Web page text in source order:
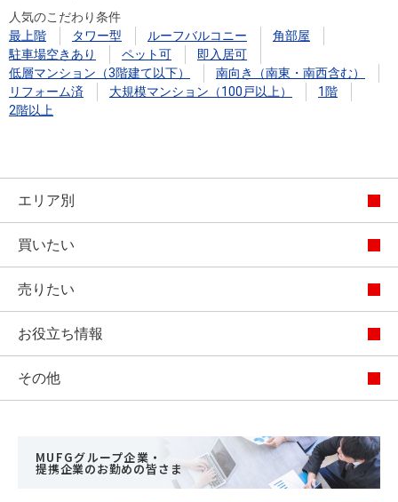
人気のこだわり条件
最上階
タワー型 ルーフバルコニー
角部屋
駐車場空きあり
ペット可
即入居可
低層マンション（3階建て以下）
南向き（南東・南西含む）
リフォーム済
大規模マンション（100戸以上）
1階
2階以上
エリア別
買いたい
売りたい
お役立ち情報
その他
MUFGグループ企業・
提携企業のお勤めの皆さま